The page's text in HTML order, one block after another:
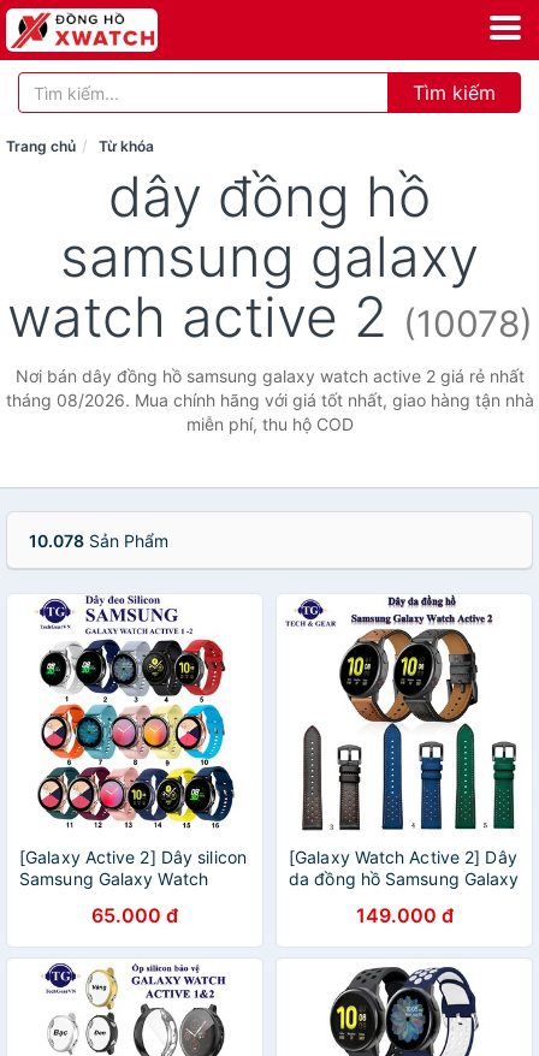
Tìm kiếm
Trang chủ Từ khóa
dây đồng hồ
samsung galaxy
watch active 2 (10078)
Nơi bán dây đồng hồ samsung galaxy watch active 2 giá rẻ nhất
tháng 08/2026. Mua chính hãng với giá tốt nhất, giao hàng tận nhà
miễn phí, thu hộ COD
10.078 Sản Phẩm
[Galaxy Active 2] Dây silicon
Samsung Galaxy Watch
65.000 đ
[Galaxy Watch Active 2] Dây
da đồng hồ Samsung Galaxy
149.000 đ